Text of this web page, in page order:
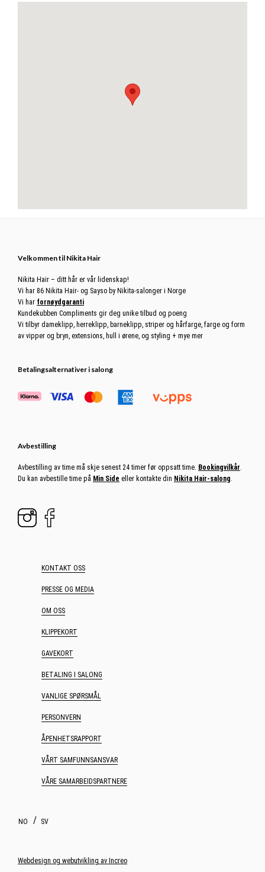
Footer
Velkommen til Nikita Hair
Nikita Hair – ditt hår er vår lidenskap!
Vi har 86 Nikita Hair- og Sayso by Nikita-salonger i Norge
Vi har fornøydgaranti
Kundekubben Compliments gir deg unike tilbud og poeng
Vi tilbyr dameklipp, herreklipp, barneklipp, striper og hårfarge, farge og form
av vipper og bryn, extensions, hull i ørene, og styling + mye mer
Betalingsalternativer i salong
Avbestilling
Avbestilling av time må skje senest 24 timer før oppsatt time. Bookingvilkår.
Du kan avbestille time på Min Side eller kontakte din Nikita Hair-salong.
KONTAKT OSS
PRESSE OG MEDIA
OM OSS
KLIPPEKORT
GAVEKORT
BETALING I SALONG
VANLIGE SPØRSMÅL
PERSONVERN
ÅPENHETSRAPPORT
VÅRT SAMFUNNSANSVAR
VÅRE SAMARBEIDSPARTNERE
NO SV
Webdesign og webutvikling av Increo